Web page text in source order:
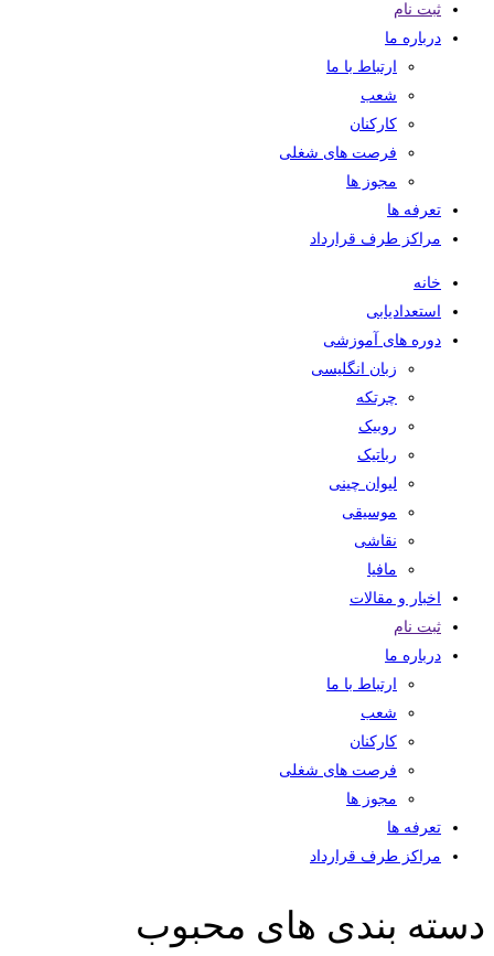
ثبت نام
درباره ما
ارتباط با ما
شعب
کارکنان
فرصت های شغلی
مجوز ها
تعرفه ها
مراکز طرف قرارداد
خانه
استعدادیابی
دوره های آموزشی
زبان انگلیسی
چرتکه
روبیک
رباتیک
لیوان چینی
موسیقی
نقاشی
مافیا
اخبار و مقالات
ثبت نام
درباره ما
ارتباط با ما
شعب
کارکنان
فرصت های شغلی
مجوز ها
تعرفه ها
مراکز طرف قرارداد
دسته بندی های محبوب